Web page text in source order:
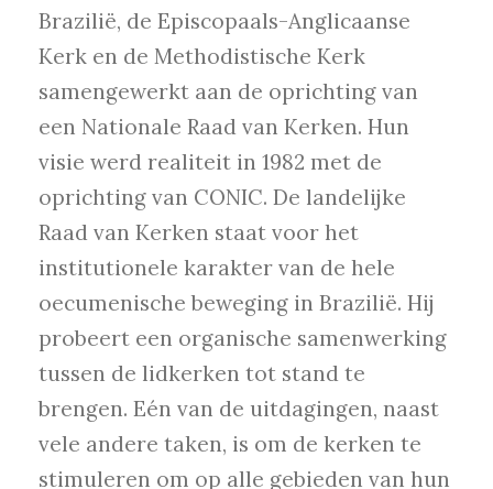
Brazilië, de Episcopaals-Anglicaanse
Kerk en de Methodistische Kerk
samengewerkt aan de oprichting van
een Nationale Raad van Kerken. Hun
visie werd realiteit in 1982 met de
oprichting van CONIC. De landelijke
Raad van Kerken staat voor het
institutionele karakter van de hele
oecumenische beweging in Brazilië. Hij
probeert een organische samenwerking
tussen de lidkerken tot stand te
brengen. Eén van de uitdagingen, naast
vele andere taken, is om de kerken te
stimuleren om op alle gebieden van hun